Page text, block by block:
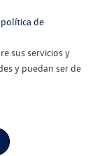
política de
sus servicios y
y puedan ser de